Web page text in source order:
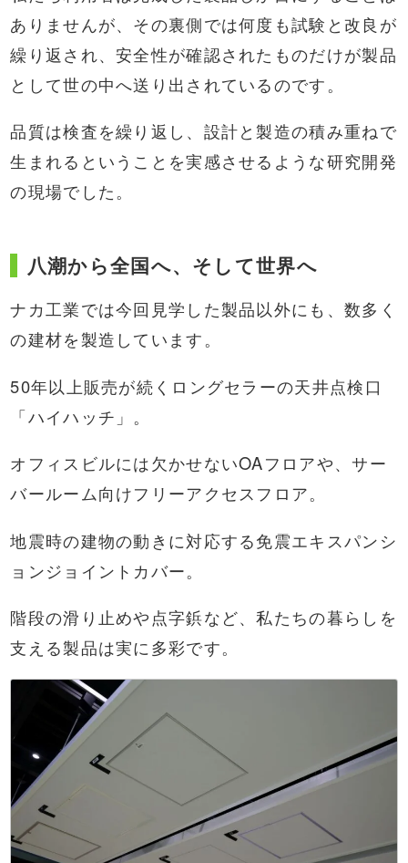
ありませんが、その裏側では何度も試験と改良が
繰り返され、安全性が確認されたものだけが製品
として世の中へ送り出されているのです。
品質は検査を繰り返し、設計と製造の積み重ねで
生まれるということを実感させるような研究開発
の現場でした。
八潮から全国へ、そして世界へ
ナカ工業では今回見学した製品以外にも、数多く
の建材を製造しています。
50年以上販売が続くロングセラーの天井点検口
「ハイハッチ」。
オフィスビルには欠かせないOAフロアや、サー
バールーム向けフリーアクセスフロア。
地震時の建物の動きに対応する免震エキスパンシ
ョンジョイントカバー。
階段の滑り止めや点字鋲など、私たちの暮らしを
支える製品は実に多彩です。